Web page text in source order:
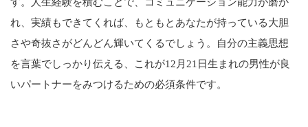
れ、実績もできてくれば、もともとあなたが持っている大胆
さや奇抜さがどんどん輝いてくるでしょう。自分の主義思想
を言葉でしっかり伝える、これが12月21日生まれの男性が良
いパートナーをみつけるための必須条件です。